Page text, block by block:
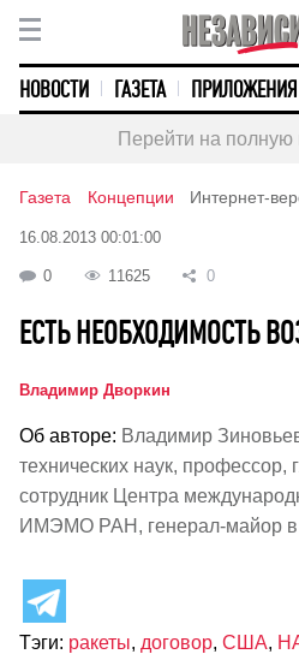
НОВОСТИ ГАЗЕТА ПРИЛОЖЕНИЯ
Перейти на полную
Газета Концепции Интернет-
16.08.2013 00:01:00
0 11625 0
ЕСТЬ НЕОБХОДИМОСТЬ
Владимир Дворкин
Об авторе: Владимир
технических наук, профессор,
сотрудник Центра
ИМЭМО РАН, генерал-майор в
Тэги: ракеты, договор, США,